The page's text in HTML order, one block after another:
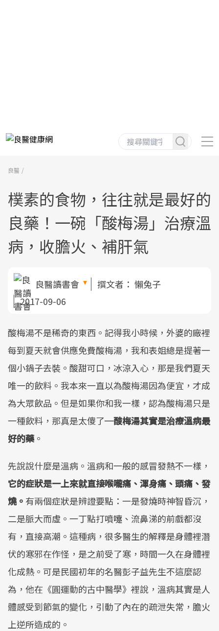
良醫
樸素的食物，往往就是最好的
良藥！一碗「酸梅湯」治療溫
病，收膽火、補肝氣
良醫讀書會 撰文者： 懶兔子
2017-09-06
酸梅湯不是稀奇的東西。記得我小時候，外婆的廠裡
每到夏天就會供應免費酸梅湯，我和表姐總是提著一
個小鍋子去裝。酸甜可口，冰涼入心，那是我們夏天
唯一的飲料。我本來一直以為酸梅湯因為便宜，才成
為大眾飲品。但是如果你和我一樣，認為酸梅湯只是
一種飲料，那真是太傻了─酸梅湯其實是治療溫病最
好的藥 。
先說說什麼是溫病。溫病和一般的感冒發熱不一樣，
它的症狀是一上來就直接喉嚨痛、渾身痛、頭痛、發
燒。 有兩個症狀是辨證要點：一是發燒時神智昏沉，
二是脈大而虛。一丁點打噴嚏、流鼻涕的前戲都沒
有，直接高潮。這種病，很多醫生的解釋是身體裡潛
伏的寒邪在作怪，是之前受了寒，時間一久在身體裡
化成熱。可是民國初年的名醫彭子益先生不這麼認
為，他在《圓運動的古中醫學》裡說，溫病其實是人
體感受到節氣的變化，引動了內在的疏泄失常，膽火
上逆所造成的。